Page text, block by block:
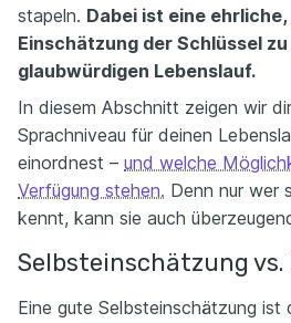
stapeln. Dabei ist eine
Einschätzung der Schlüssel
glaubwürdigen Lebenslauf.
In diesem Abschnitt zeigen wir
Sprachniveau für deinen
einordnest – und welche
Verfügung stehen. Denn nur wer
kennt, kann sie auch
Selbsteinschätzung
Eine gute Selbsteinschätzung ist